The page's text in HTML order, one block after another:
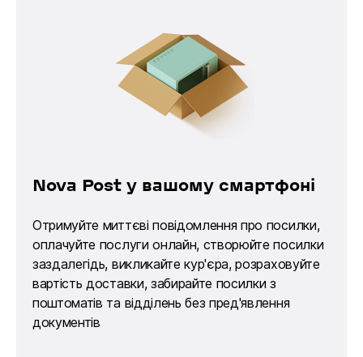
Nova Post у вашому смартфоні
Отримуйте миттєві повідомлення про посилки,
оплачуйте послуги онлайн, створюйте посилки
заздалегідь, викликайте кур'єра, розраховуйте
вартість доставки, забирайте посилки з
поштоматів та відділень без пред'явлення
документів